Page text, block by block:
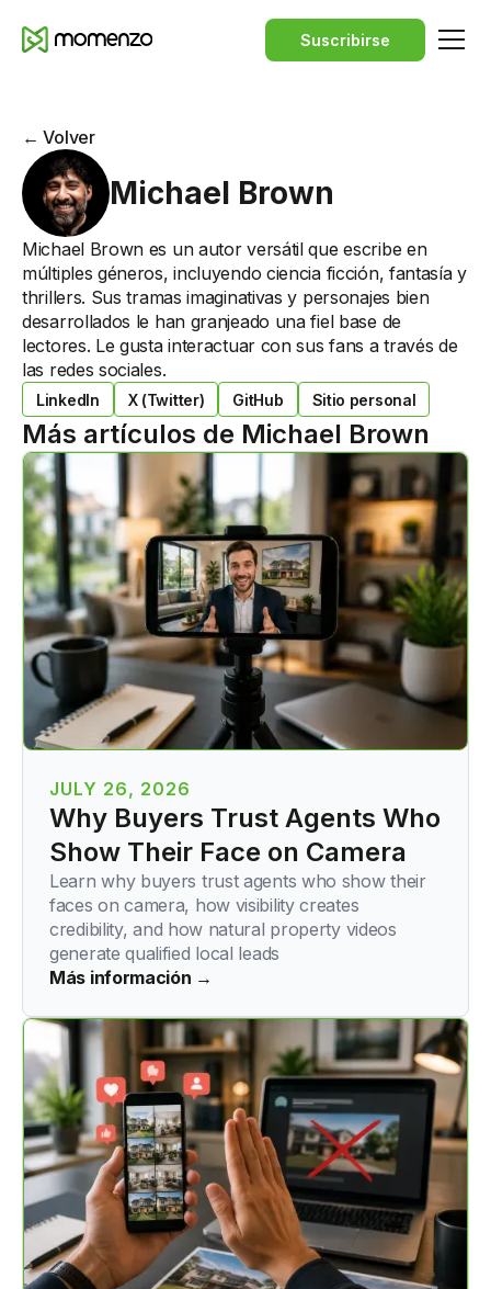
Suscribirse
← Volver
Michael Brown
Michael Brown es un autor versátil que escribe en
múltiples géneros, incluyendo ciencia ficción, fantasía y
thrillers. Sus tramas imaginativas y personajes bien
desarrollados le han granjeado una fiel base de
lectores. Le gusta interactuar con sus fans a través de
las redes sociales.
LinkedIn X (Twitter) GitHub Sitio personal
Más artículos de Michael Brown
JULY 26, 2026
Why Buyers Trust Agents Who
Show Their Face on Camera
Learn why buyers trust agents who show their
faces on camera, how visibility creates
credibility, and how natural property videos
generate qualified local leads
Más información →